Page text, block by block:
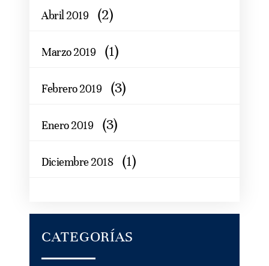
Abril 2019 (2)
Marzo 2019 (1)
Febrero 2019 (3)
Enero 2019 (3)
Diciembre 2018 (1)
CATEGORÍAS